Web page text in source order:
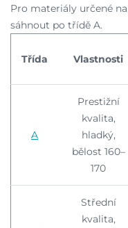
Pro materiály určené
sáhnout po třídě A.
Třída Vlastnosti
A
Prestižní
kvalita,
hladký,
bělost 160–
170
Střední
kvalita,